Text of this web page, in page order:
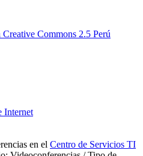
Commons 2.5 Perú
Internet
en el Centro de Servicios TI